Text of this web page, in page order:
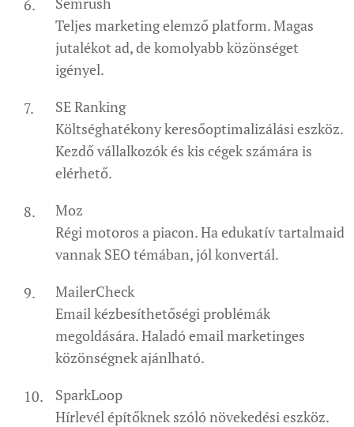
Teljes marketing elemző platform. Magas
jutalékot ad, de komolyabb közönséget
igényel.
SE Ranking
Költséghatékony keresőoptimalizálási eszköz.
Kezdő vállalkozók és kis cégek számára is
elérhető.
Moz
Régi motoros a piacon. Ha edukatív tartalmaid
vannak SEO témában, jól konvertál.
MailerCheck
Email kézbesíthetőségi problémák
megoldására. Haladó email marketinges
közönségnek ajánlható.
SparkLoop
Hírlevél építőknek szóló növekedési eszköz.